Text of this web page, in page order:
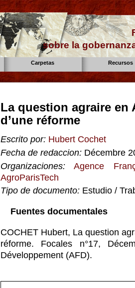
sobre la
Carpetas Recursos
La question agraire en
d’une réforme
Escrito por: Hubert Cochet
Fecha de redaccion: Décembre
Organizaciones:
Agence
AgroParisTech
Tipo de documento: Estudio /
Fuentes documentales
COCHET Hubert, La question
réforme. Focales n°17,
Développement (AFD).